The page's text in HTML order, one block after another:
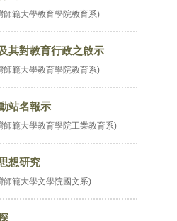
師範大學教育學院教育系)
其對教育行政之啟示
師範大學教育學院教育系)
站名報示
師範大學教育學院工業教育系)
想研究
師範大學文學院國文系)